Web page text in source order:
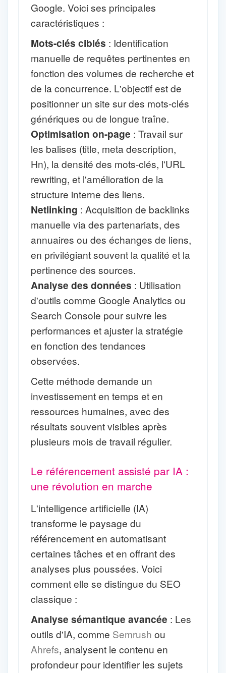
Google. Voici ses principales
caractéristiques :
Mots-clés ciblés : Identification
manuelle de requêtes pertinentes en
fonction des volumes de recherche et
de la concurrence. L'objectif est de
positionner un site sur des mots-clés
génériques ou de longue traîne.
Optimisation on-page : Travail sur
les balises (title, meta description,
Hn), la densité des mots-clés, l'URL
rewriting, et l'amélioration de la
structure interne des liens.
Netlinking : Acquisition de backlinks
manuelle via des partenariats, des
annuaires ou des échanges de liens,
en privilégiant souvent la qualité et la
pertinence des sources.
Analyse des données : Utilisation
d'outils comme Google Analytics ou
Search Console pour suivre les
performances et ajuster la stratégie
en fonction des tendances
observées.
Cette méthode demande un
investissement en temps et en
ressources humaines, avec des
résultats souvent visibles après
plusieurs mois de travail régulier.
Le référencement assisté par IA :
une révolution en marche
L'intelligence artificielle (IA)
transforme le paysage du
référencement en automatisant
certaines tâches et en offrant des
analyses plus poussées. Voici
comment elle se distingue du SEO
classique :
Analyse sémantique avancée : Les
outils d'IA, comme Semrush ou
Ahrefs, analysent le contenu en
profondeur pour identifier les sujets